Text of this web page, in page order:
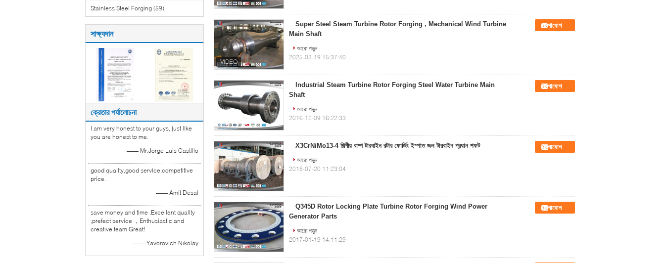
Stainless Steel Forging (59)
সাক্ষ্যদান
ক্রেতার পর্যালোচনা
I am very honest to your guys, just like
you are honest to me.
—— Mr.Jorge Luis Castillo
good quailty,good service,competitive
price.
—— Amit Desai
save money and time ,Excellent quality
,prefect service ，Enthusiastic and
creative team.Great!
—— Yavorovich Nikolay
Super Steel Steam Turbine Rotor Forging , Mechanical Wind Turbine
Main Shaft
যোগাযোগ
আরো পড়ুন
2025-03-19 15:37:40
Industrial Steam Turbine Rotor Forging Steel Water Turbine Main
Shaft
যোগাযোগ
আরো পড়ুন
2016-12-09 16:22:33
X3CrNiMo13-4 শিল্পীয় বাষ্প টারবাইন রটার ফোর্জিং ইস্পাত জল টারবাইন প্রধান শফট
যোগাযোগ
আরো পড়ুন
2018-07-20 11:23:04
Q345D Rotor Locking Plate Turbine Rotor Forging Wind Power
Generator Parts
যোগাযোগ
আরো পড়ুন
2017-01-19 14:11:29